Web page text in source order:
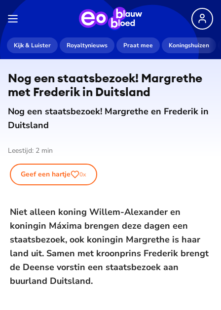
Kijk & Luister Royaltynieuws Praat mee Koningshuizen
Nog een staatsbezoek! Margrethe
met Frederik in Duitsland
Nog een staatsbezoek! Margrethe en Frederik in
Duitsland
Leestijd: 2 min
Geef een hartje 0x
Niet alleen koning Willem-Alexander en
koningin Máxima brengen deze dagen een
staatsbezoek, ook koningin Margrethe is haar
land uit. Samen met kroonprins Frederik brengt
de Deense vorstin een staatsbezoek aan
buurland Duitsland.